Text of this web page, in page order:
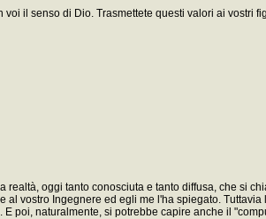
il senso di Dio. Trasmettete questi valori ai vostri
oggi tanto conosciuta e tanto diffusa, che si
vostro Ingegnere ed egli me l'ha spiegato.
poi, naturalmente, si potrebbe capire anche il